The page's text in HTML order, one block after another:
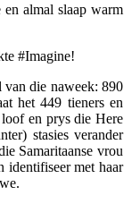
almal slaap warm
#Imagine!
van die naweek: 890
het 449 tieners en
en prys die Here
stasies verander
Samaritaanse vrou
identifiseer met haar